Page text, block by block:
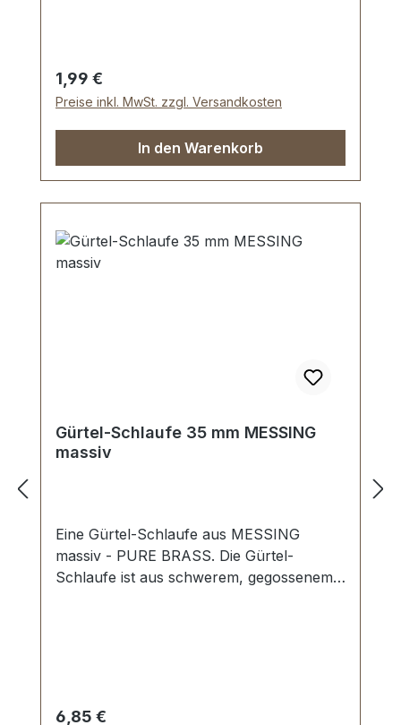
Innengewinde)
Regulärer Preis:
1,99 €
Preise inkl. MwSt. zzgl. Versandkosten
In den Warenkorb
Gürtel-Schlaufe 35 mm MESSING
massiv
Eine Gürtel-Schlaufe aus MESSING
massiv - PURE BRASS. Die Gürtel-
Schlaufe ist aus schwerem, gegossenem
Regulärer Preis:
6,85 €